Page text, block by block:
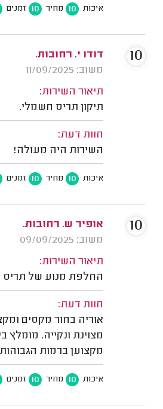
איכות 10 מחיר 10 זמנים
דודו י. רחובות.
משוב: 11/09/2025
תיאור השירות:
תיקון תריס חשמלי.
חוות דעת:
השירות היה מעולה!
איכות 10 מחיר 10 זמנים
10
אופיר ש. רחובות.
משוב: 09/09/2025
תיאור השירות:
החלפת מנוע של
חוות דעת:
אוריה בחור מקסים
מצוינת ונקייה. מומלץ
מקצוען ברמות
איכות 10 מחיר 10 זמנים
10